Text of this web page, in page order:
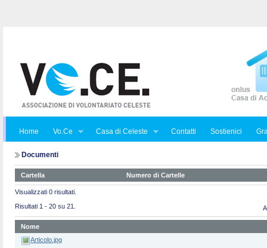
Home Vo.Ce Casa di Celeste Contatti Sostienici
Documenti
Cartella Numero di Cartelle
Visualizzati 0 risultati.
Risultati 1 - 20 su 21.
Nome
Articolo.jpg